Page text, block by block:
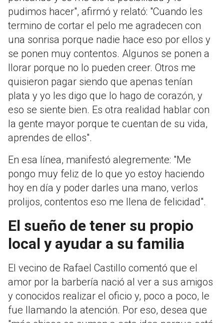
pudimos hacer", afirmó y relató: "Cuando les
termino de cortar el pelo me agradecen con
una sonrisa porque nadie hace eso por ellos y
se ponen muy contentos. Algunos se ponen a
llorar porque no lo pueden creer. Otros me
quisieron pagar siendo que apenas tenían
plata y yo les digo que lo hago de corazón, y
eso se siente bien. Es otra realidad hablar con
la gente mayor porque te cuentan de su vida,
aprendes de ellos".
En esa línea, manifestó alegremente: "Me
pongo muy feliz de lo que yo estoy haciendo
hoy en día y poder darles una mano, verlos
prolijos, contentos eso me llena de felicidad".
El sueño de tener su propio
local y ayudar a su familia
El vecino de Rafael Castillo comentó que el
amor por la barbería nació al ver a sus amigos
y conocidos realizar el oficio y, poco a poco, le
fue llamando la atención. Por eso, desea que